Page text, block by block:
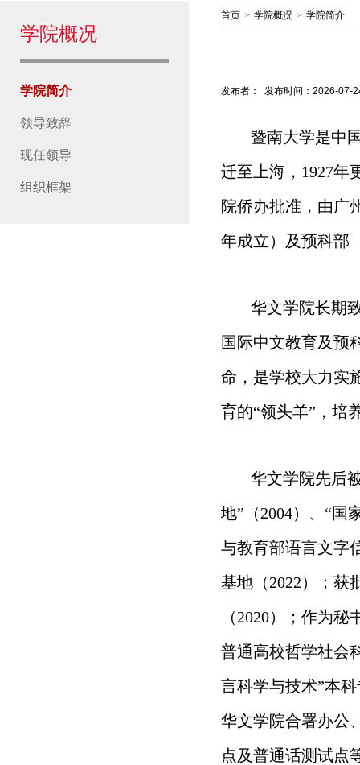
学院概况
学院简介
领导致辞
现任领导
组织框架
首页 > 学院概况 > 学院简介
发布者： 发布时间： 2026-07-
暨南大学是中
迁至上海，1927年
院侨办批准，由广
年成立）及预科部
华文学院长期
国际中文教育及预
命，是学校大力实
育的“领头羊”，培
华文学院先后
地”（2004）、“国
与教育部语言文字
基地（2022）；获
（2020）；作为
普通高校哲学社会
言科学与技术”本
华文学院合署办公
点及普通话测试点